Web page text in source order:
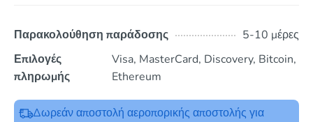
Παρακολούθηση παράδοσης
5-10 μέρες
Επιλογές
πληρωμής
Visa, MasterCard, Discovery, Bitcoin,
Ethereum
Δωρεάν αποστολή αεροπορικής αποστολής για